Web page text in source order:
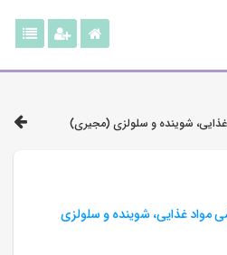
شوینده و سلولزی (مجیری)
مواد غذایی، شوینده و سلولزی